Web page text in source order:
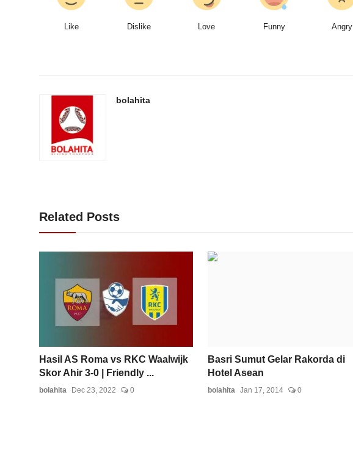
Like Dislike Love Funny Angry
bolahita
Related Posts
Hasil AS Roma vs RKC Waalwijk
Skor Ahir 3-0 | Friendly ...
bolahita Dec 23, 2022 0
Basri Sumut Gelar Rakorda di
Hotel Asean
bolahita Jan 17, 2014 0